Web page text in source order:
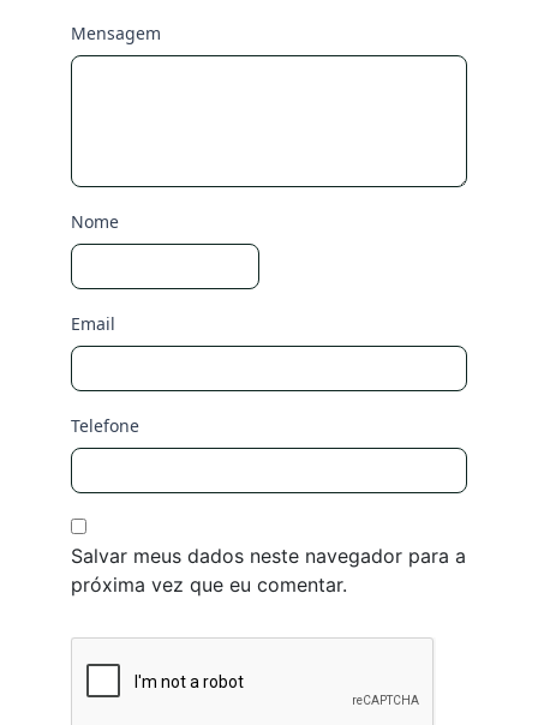
Mensagem
Nome
Email
Telefone
Salvar meus dados neste navegador para a
próxima vez que eu comentar.